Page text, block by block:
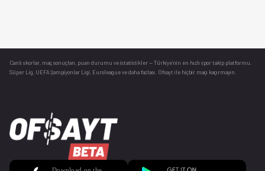
Canlı skorlar , maç sonuçları, puan durumu ve istatistikler — Türkiye’nin en hızlı spor takip platformu.
Süper Lig, UEFA Şampiyonlar Ligi, Euroleague ve daha fazlası. Ofsayt ile hiçbir maçı kaçırmayın.